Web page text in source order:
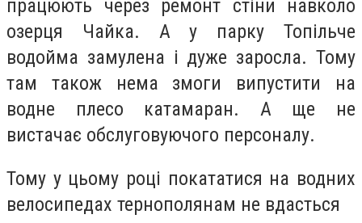
працюють через ремонт стіни навколо
озерця Чайка. А у парку Топільче
водойма замулена і дуже заросла. Тому
там також нема змоги випустити на
водне плесо катамаран. А ще не
вистачає обслуговуючого персоналу.
Тому у цьому році покататися на водних
велосипедах тернополянам не вдасться